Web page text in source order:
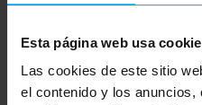
Esta página web usa
Las cookies de este sitio
el contenido y los anuncios,
Consegna immediata